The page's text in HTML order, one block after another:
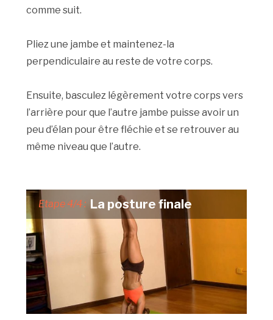
comme suit.
Pliez une jambe et maintenez-la
perpendiculaire au reste de votre corps.
Ensuite, basculez légèrement votre corps vers
l’arrière pour que l’autre jambe puisse avoir un
peu d’élan pour être fléchie et se retrouver au
même niveau que l’autre.
Etape 4/4 : La posture finale